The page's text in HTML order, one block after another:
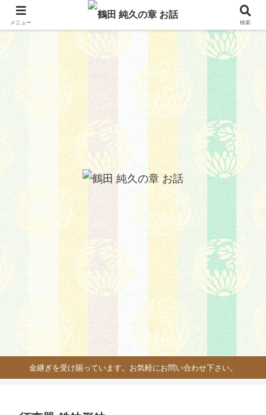
金継ぎを受け賜っています。お気軽にお問い合わせ下さい。
メニュー 検索